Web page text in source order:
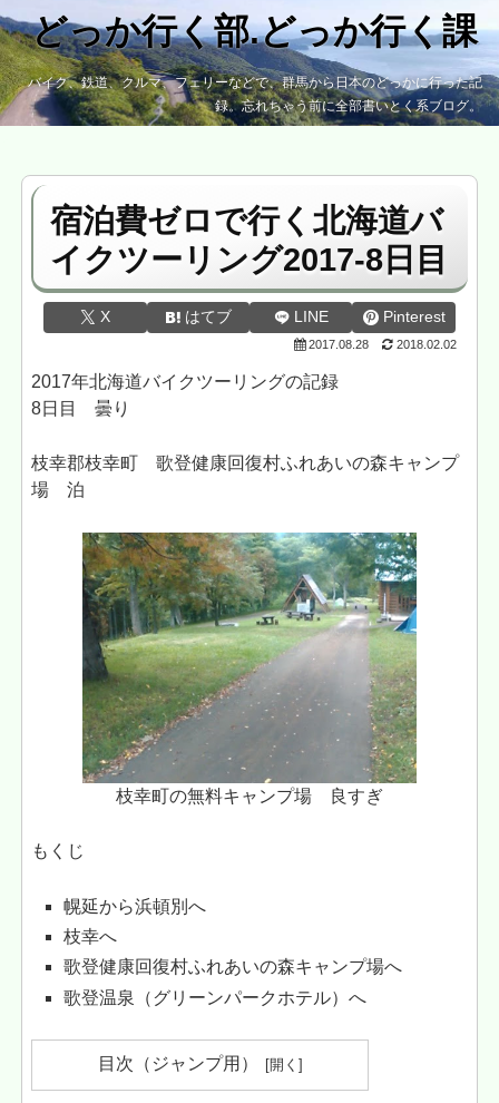
どっか行く部.どっか行く課
バイク、鉄道、クルマ、フェリーなどで、群馬から日本のどっかに行った記
録。忘れちゃう前に全部書いとく系ブログ。
宿泊費ゼロで行く北海道バ
イクツーリング2017-8日目
X はてブ LINE Pinterest
2017.08.28 2018.02.02
2017年北海道バイクツーリングの記録
8日目 曇り
枝幸郡枝幸町 歌登健康回復村ふれあいの森キャンプ
場 泊
枝幸町の無料キャンプ場 良すぎ
もくじ
幌延から浜頓別へ
枝幸へ
歌登健康回復村ふれあいの森キャンプ場へ
歌登温泉（グリーンパークホテル）へ
目次（ジャンプ用）